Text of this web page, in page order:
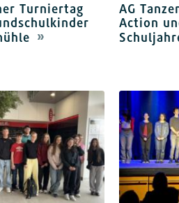
Turniertag
AG
Action